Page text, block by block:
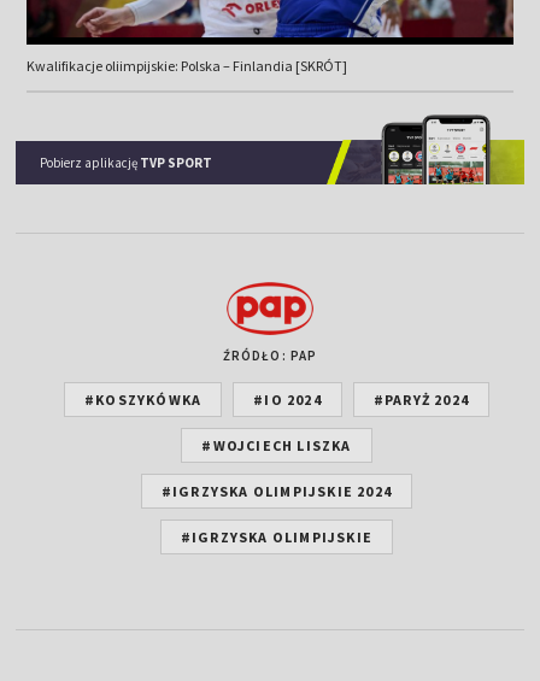
Kwalifikacje oliimpijskie: Polska – Finlandia [SKRÓT]
Pobierz aplikację TVP SPORT
ŹRÓDŁO: PAP
#KOSZYKÓWKA #IO 2024 #PARYŻ 2024
#WOJCIECH LISZKA
#IGRZYSKA OLIMPIJSKIE 2024
#IGRZYSKA OLIMPIJSKIE